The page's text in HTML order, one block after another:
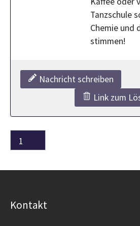
Tanzschule
Chemie und
stimmen!
Nachricht schreiben
Link zum
1
Kontakt